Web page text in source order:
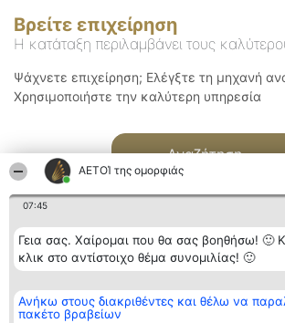
ΑΕΤΟΊ της ομορφιάς
07:45
Γεια σας. Χαίρομαι που θα σας βοηθήσω! 🙂
κλικ στο αντίστοιχο θέμα συνομιλίας! 🙂
Ανήκω στους διακριθέντες και θέλω να
πακέτο βραβείων
Βρείτε επιχείρηση
Η κατάταξη περιλαμβάνει τους
Ψάχνετε επιχείρηση; Ελέγξτε τη μηχανή
Χρησιμοποιήστε την καλύτερη υπηρεσία
Αναζήτηση
Διοργανωτής της
κατάταξης
BEAUTIFUL COMPANY
Κατάταξη
Διακριθέντες